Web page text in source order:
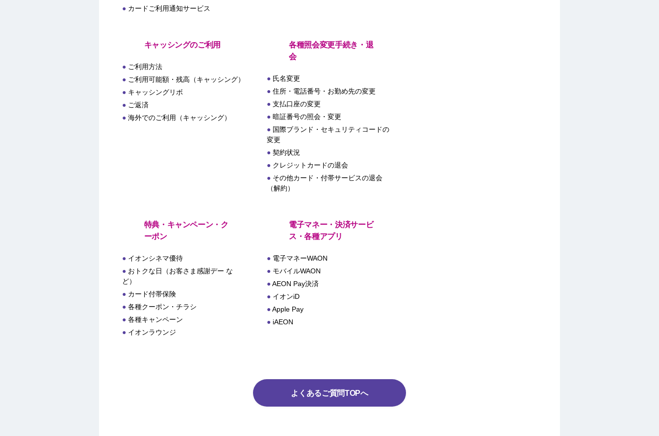
カードご利用通知サービス
キャッシングのご利用
ご利用方法
ご利用可能額・残高（キャッシング）
キャッシングリボ
ご返済
海外でのご利用（キャッシング）
各種照会変更手続き・退
会
氏名変更
住所・電話番号・お勤め先の変更
支払口座の変更
暗証番号の照会・変更
国際ブランド・セキュリティコードの
変更
契約状況
クレジットカードの退会
その他カード・付帯サービスの退会
（解約）
特典・キャンペーン・ク
ーポン
イオンシネマ優待
おトクな日（お客さま感謝デー な
ど）
カード付帯保険
各種クーポン・チラシ
各種キャンペーン
イオンラウンジ
電子マネー・決済サービ
ス・各種アプリ
電子マネーWAON
モバイルWAON
AEON Pay決済
イオンiD
Apple Pay
iAEON
よくあるご質問TOPへ